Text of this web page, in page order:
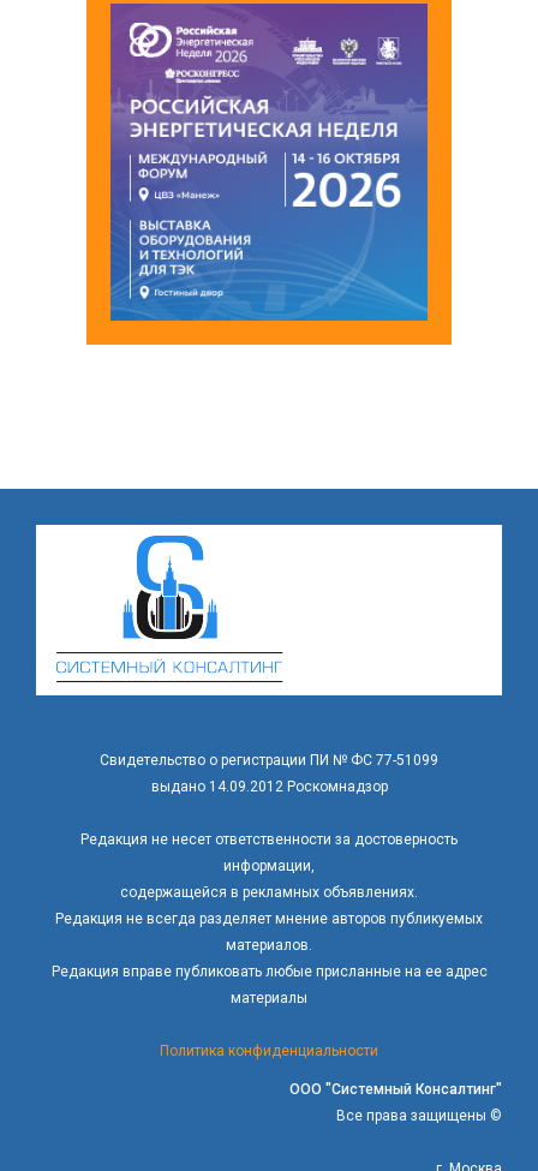
Свидетельство о регистрации ПИ № ФС 77-51099
выдано 14.09.2012 Роскомнадзор
Редакция не несет ответственности за достоверность
информации,
содержащейся в рекламных объявлениях.
Редакция не всегда разделяет мнение авторов публикуемых
материалов.
Редакция вправе публиковать любые присланные на ее адрес
материалы
Политика конфиденциальности
ООО "Системный Консалтинг"
Все права защищены ©